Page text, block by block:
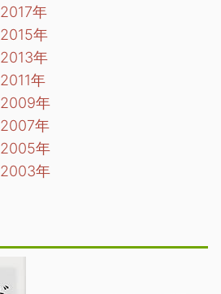
2017年
2015年
2013年
2011年
2009年
2007年
2005年
2003年